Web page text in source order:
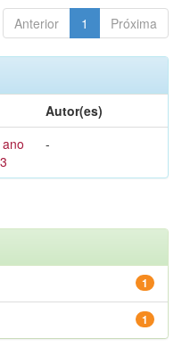
Anterior 1 Próxima
Autor(es)
-
1
1